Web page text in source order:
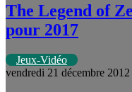
The Legend of
pour 2017
Jeux-Vidéo
vendredi 21 décembre 2012